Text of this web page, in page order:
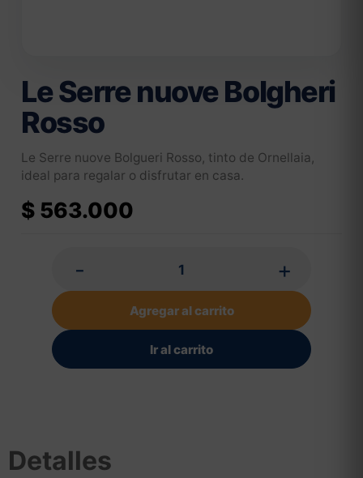
Le Serre nuove Bolgheri
Rosso
Le Serre nuove Bolgueri Rosso, tinto de Ornellaia,
ideal para regalar o disfrutar en casa.
$ 563.000
- +
Agregar al carrito
Ir al carrito
Detalles